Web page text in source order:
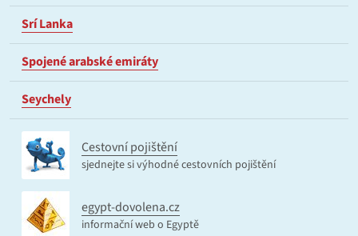
Srí Lanka
Spojené arabské emiráty
Seychely
Cestovní pojištění
sjednejte si výhodné cestovních pojištění
egypt-dovolena.cz
informační web o Egyptě